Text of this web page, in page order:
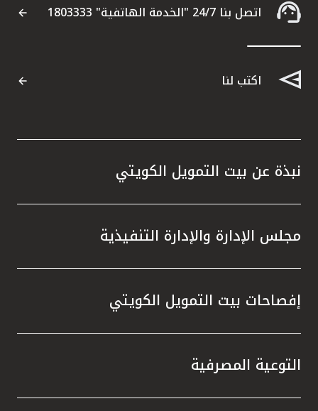
القنوات المصرفية
اتصل بنا
مواقع الفروع وأجهزة الصرف الآلي
ألمانيا
مصر
المملكة المتحدة
اتصل بنا 24/7 "الخدمة الهاتفية" 1803333
اكتب لنا
نبذة عن بيت التمويل الكويتي
مجلس الإدارة والإدارة التنفيذية
إفصاحات بيت التمويل الكويتي
التوعية المصرفية